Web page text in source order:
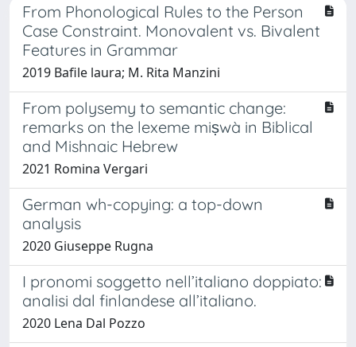
From Phonological Rules to the Person
Case Constraint. Monovalent vs. Bivalent
Features in Grammar
2019 Bafile laura; M. Rita Manzini
From polysemy to semantic change:
remarks on the lexeme miṣwà in Biblical
and Mishnaic Hebrew
2021 Romina Vergari
German wh-copying: a top-down
analysis
2020 Giuseppe Rugna
I pronomi soggetto nell’italiano doppiato:
analisi dal finlandese all’italiano.
2020 Lena Dal Pozzo